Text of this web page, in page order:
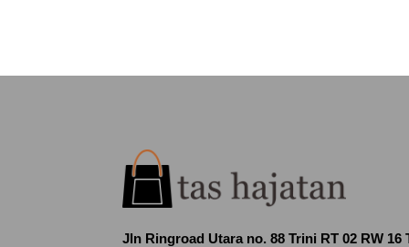
Jln Ringroad Utara no. 88 Trini RT 02 RW 16